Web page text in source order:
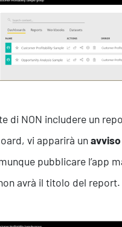
di NON includere un
vi apparirà unavviso
pubblicare l’app
avrà il titolo del report.